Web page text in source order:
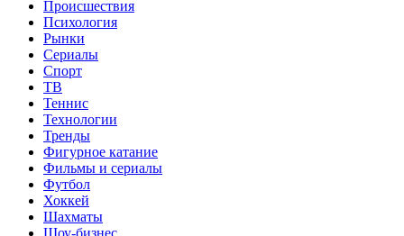
Происшествия
Психология
Рынки
Сериалы
Спорт
ТВ
Теннис
Технологии
Тренды
Фигурное катание
Фильмы и сериалы
Футбол
Хоккей
Шахматы
Шоу-бизнес